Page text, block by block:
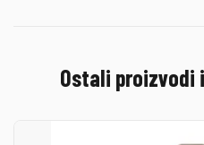
Ostali proizvodi